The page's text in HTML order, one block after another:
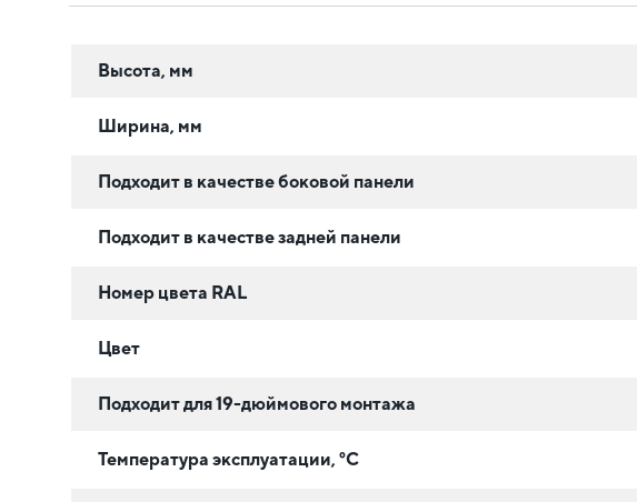
Высота, мм
Ширина, мм
Подходит в качестве боковой панели
Подходит в качестве задней панели
Номер цвета RAL
Цвет
Подходит для 19-дюймового монтажа
Температура эксплуатации, °C